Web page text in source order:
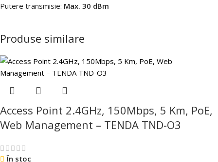
Putere transmisie: Max. 30 dBm
Produse similare
Access Point 2.4GHz, 150Mbps, 5 Km, PoE,
Web Management – TENDA TND-O3
În stoc